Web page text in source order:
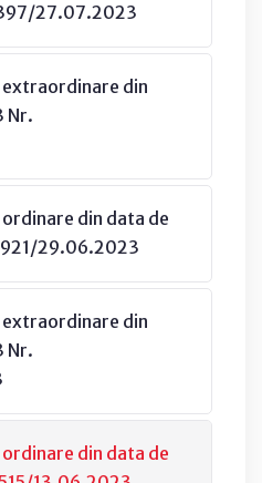
27.07.2023
extraordinare din
Nr.
ordinare din data de
29.06.2023
extraordinare din
Nr.
ordinare din data de